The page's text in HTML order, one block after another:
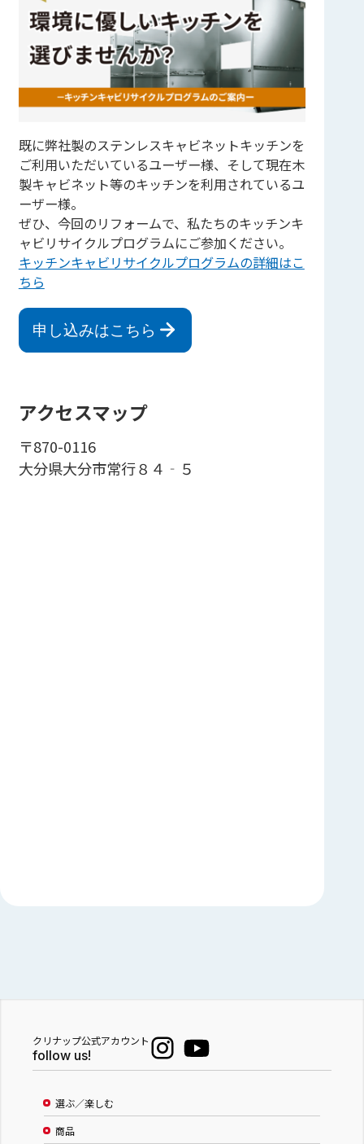
既に弊社製のステンレスキャビネットキッチンを
ご利用いただいているユーザー様、そして現在木
製キャビネット等のキッチンを利用されているユ
ーザー様。
ぜひ、今回のリフォームで、私たちのキッチンキ
ャビリサイクルプログラムにご参加ください。
キッチンキャビリサイクルプログラムの詳細はこ
ちら
申し込みはこちら
アクセスマップ
〒870-0116
大分県大分市常行８４‐５
クリナップ公式アカウント
follow us!
選ぶ／楽しむ
商品